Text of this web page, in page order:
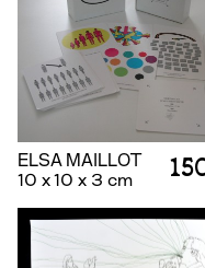
ELSA MAILLOT
10 x 10 x 3 cm